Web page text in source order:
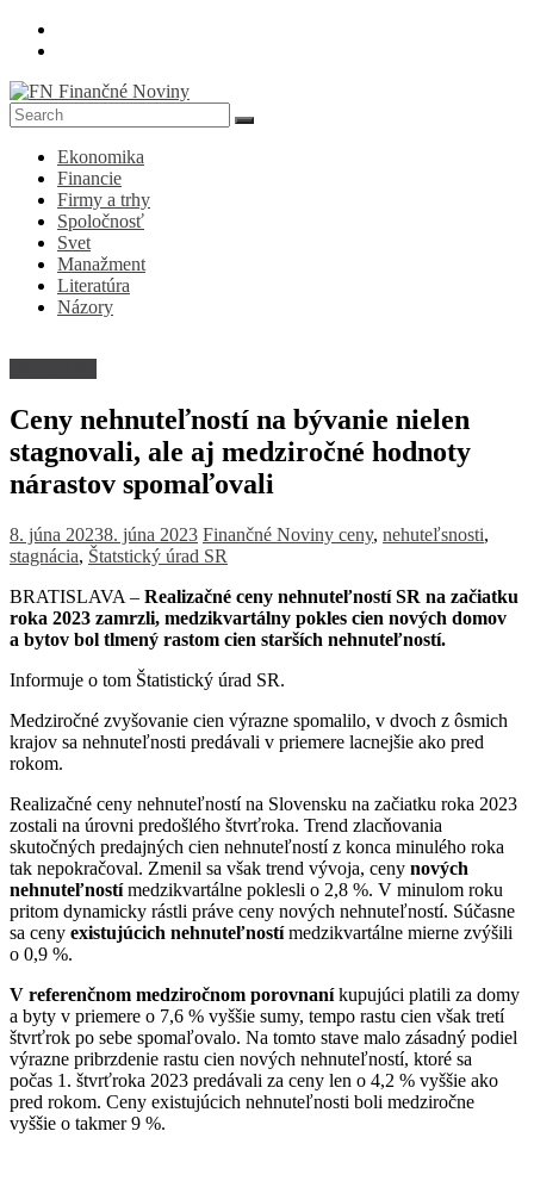
Skip
FN
Finančné
Noviny
Denník
ekonomike
spoločnosti
Ekonomika
Financie
Firmy a trhy
Spoločnosť
Svet
Manažment
Literatúra
Názory
Ceny nehnuteľností na bývanie nielen
stagnovali, ale aj medziročné hodnoty
nárastov spomaľovali
8. júna 20238. júna 2023 Finančné Noviny ceny, nehuteľsnosti,
stagnácia, Štatstický úrad SR
BRATISLAVA – Realizačné ceny nehnuteľností SR na začiatku
roka 2023 zamrzli, medzikvartálny pokles cien nových domov
a bytov bol tlmený rastom cien starších nehnuteľností.
Informuje o tom Štatistický úrad SR.
Medziročné zvyšovanie cien výrazne spomalilo, v dvoch z ôsmich
krajov sa nehnuteľnosti predávali v priemere lacnejšie ako pred
rokom.
Realizačné ceny nehnuteľností na Slovensku na začiatku roka 2023
zostali na úrovni predošlého štvrťroka. Trend zlacňovania
skutočných predajných cien nehnuteľností z konca minulého roka
tak nepokračoval. Zmenil sa však trend vývoja, ceny nových
nehnuteľnostímedzikvartálne poklesli o 2,8 %. V minulom roku
pritom dynamicky rástli práve ceny nových nehnuteľností. Súčasne
sa ceny existujúcich nehnuteľnostímedzikvartálne mierne zvýšili
o 0,9 %.
V referenčnom medziročnom porovnaníkupujúci platili za domy
a byty v priemere o 7,6 % vyššie sumy, tempo rastu cien však tretí
štvrťrok po sebe spomaľovalo. Na tomto stave malo zásadný podiel
výrazne pribrzdenie rastu cien nových nehnuteľností, ktoré sa
počas 1. štvrťroka 2023 predávali za ceny len o 4,2 % vyššie ako
pred rokom. Ceny existujúcich nehnuteľnosti boli medziročne
vyššie o takmer 9 %.